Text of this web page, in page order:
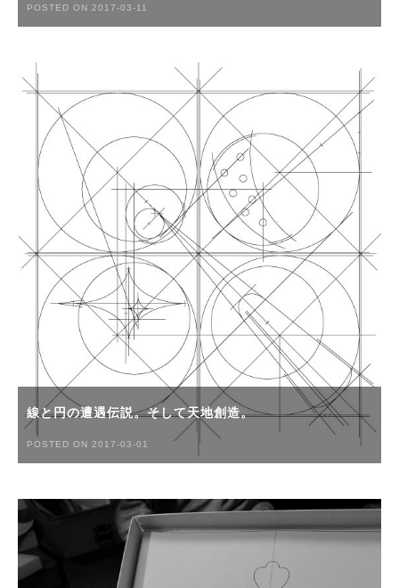
POSTED ON 2017-03-11
線と円の遭遇伝説。そして天地創造。
POSTED ON 2017-03-01